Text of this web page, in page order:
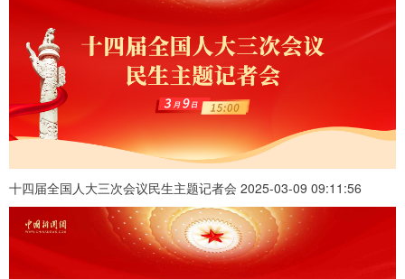
十四届全国人大三次会议民生主题记者会 2025-03-09 09:11:56